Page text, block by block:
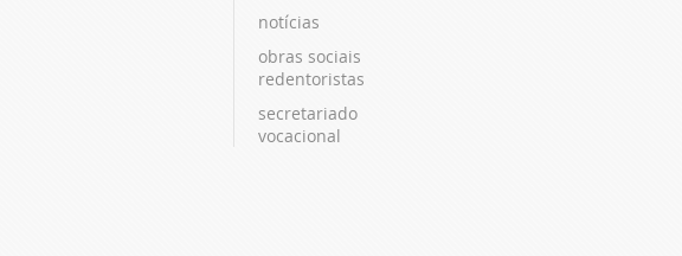
notícias
obras sociais
redentoristas
secretariado
vocacional